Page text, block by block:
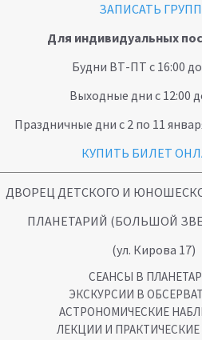
ЗАПИСАТЬ
Для индивидуальных
Будни ВТ-ПТ с 16:00 до
Выходные дни с 12:00
Праздничные дни с 2 по 11
КУПИТЬ БИЛЕТ
ДВОРЕЦ ДЕТСКОГО И
ПЛАНЕТАРИЙ (БОЛЬШОЙ
(ул. Кирова 17)
СЕАНСЫ В
ЭКСКУРСИИ В
АСТРОНОМИЧЕСКИЕ
ЛЕКЦИИ И ПРАКТИЧЕСКИЕ